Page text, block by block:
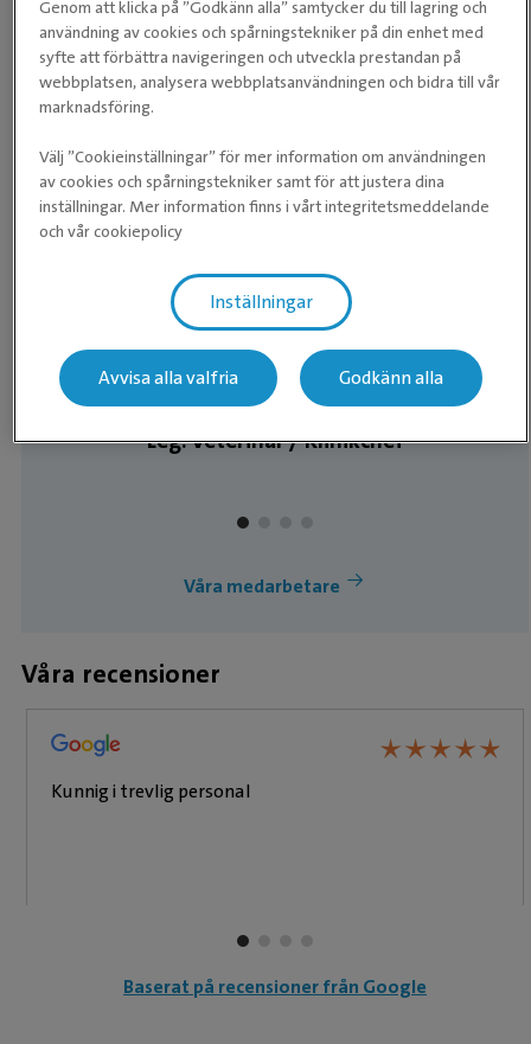
Söndag Stängt
SPECIALIST I HUNDENS OCH KATTENS SJUKDOMAR
Annika
Leg. Veterinär / Klinikchef
Våra medarbetare
Våra recensioner
★★★★★
★★★★★
Kunnig i trevlig personal
Baserat på recensioner från Google
Genom att klicka på ”Godkänn alla” samtycker du till lagring och
användning av cookies och spårningstekniker på din enhet med
syfte att förbättra navigeringen och utveckla prestandan på
webbplatsen, analysera webbplatsanvändningen och bidra till vår
marknadsföring.
Välj ”Cookieinställningar” för mer information om användningen
av cookies och spårningstekniker samt för att justera dina
inställningar. Mer information finns i vårt integritetsmeddelande
och vår cookiepolicy
Inställningar
Avvisa alla valfria Godkänn alla